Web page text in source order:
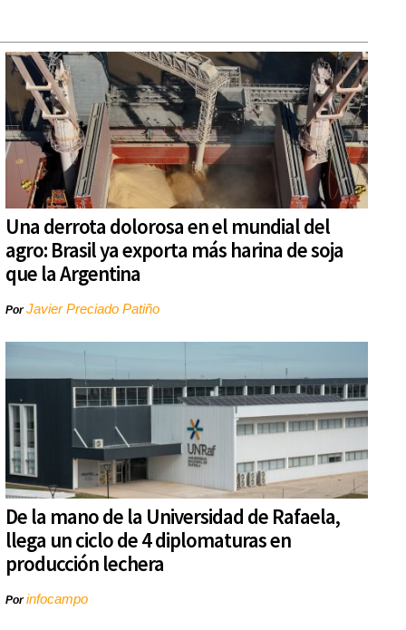
Una derrota dolorosa en el mundial del
agro: Brasil ya exporta más harina de soja
que la Argentina
PorJavier Preciado Patiño
De la mano de la Universidad de Rafaela,
llega un ciclo de 4 diplomaturas en
producción lechera
Porinfocampo